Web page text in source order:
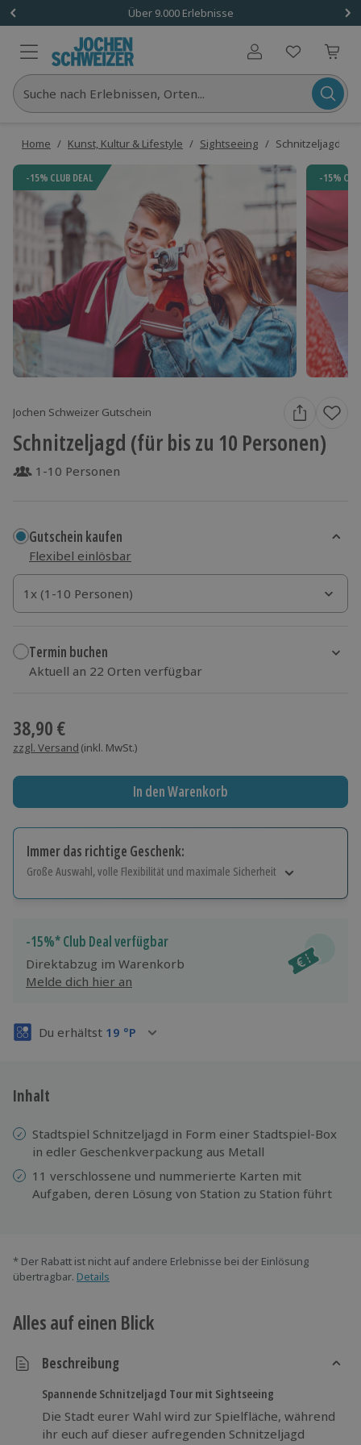
Über 9.000 Erlebnisse
Benutzerkonto
Suche nach Erlebnissen, Orten...
Home / Kunst, Kultur & Lifestyle / Sightseeing / Schnitzeljagd
-15% CLUB DEAL -15%
Jochen Schweizer Gutschein
Schnitzeljagd (für bis zu 10 Personen)
1-10 Personen
Gutschein kaufen
Flexibel einlösbar
1x (1-10 Personen)
1x (1-10 Personen)
1x (1-10 Personen)
Termin buchen
Aktuell an 22 Orten verfügbar
38,90 €
zzgl. Versand (inkl. MwSt.)
In den Warenkorb
Immer das richtige Geschenk:
Große Auswahl, volle Flexibilität und maximale Sicherheit
Jeder Gutschein für alle Erlebnisse einlösbar.
Maximale Sicherheit
3 Jahre gültig & verlängerbar.
-15%* Club Deal verfügbar
Direktabzug im Warenkorb
Melde dich hier an
Du erhältst 19 °P
Inhalt
Stadtspiel Schnitzeljagd in Form einer Stadtspiel-Box
in edler Geschenkverpackung aus Metall
11 verschlossene und nummerierte Karten mit
Aufgaben, deren Lösung von Station zu Station führt
* Der Rabatt ist nicht auf andere Erlebnisse bei der Einlösung
übertragbar. Details
Alles auf einen Blick
Beschreibung
Spannende Schnitzeljagd Tour mit Sightseeing
Die Stadt eurer Wahl wird zur Spielfläche, während
ihr euch auf dieser aufregenden Schnitzeljagd